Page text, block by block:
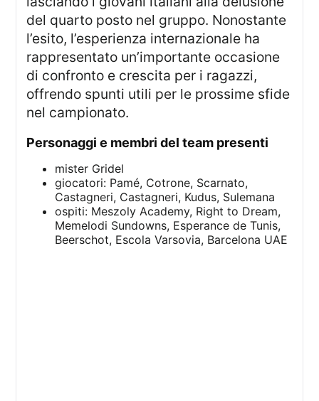
del quarto posto nel gruppo. Nonostante
l’esito, l’esperienza internazionale ha
rappresentato un’importante occasione
di confronto e crescita per i ragazzi,
offrendo spunti utili per le prossime sfide
nel campionato.
personaggi e membri del team presenti
mister Gridel
giocatori: Pamé, Cotrone, Scarnato,
Castagneri, Castagneri, Kudus, Sulemana
ospiti: Meszoly Academy, Right to Dream,
Memelodi Sundowns, Esperance de Tunis,
Beerschot, Escola Varsovia, Barcelona UAE